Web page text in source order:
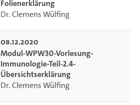
Folienerklärung
Dr. Clemens Wülfing
08.12.2020
Modul-WPW30-Vorlesung-
Immunologie-Teil-2.4-
Übersichtserklärung
Dr. Clemens Wülfing